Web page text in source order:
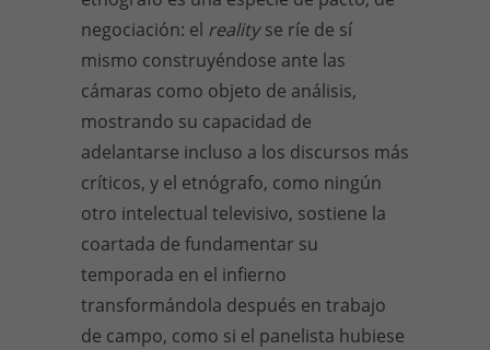
negociación: el realityse ríe de sí
mismo construyéndose ante las
cámaras como objeto de análisis,
mostrando su capacidad de
adelantarse incluso a los discursos más
críticos, y el etnógrafo, como ningún
otro intelectual televisivo, sostiene la
coartada de fundamentar su
temporada en el infierno
transformándola después en trabajo
de campo, como si el panelista hubiese